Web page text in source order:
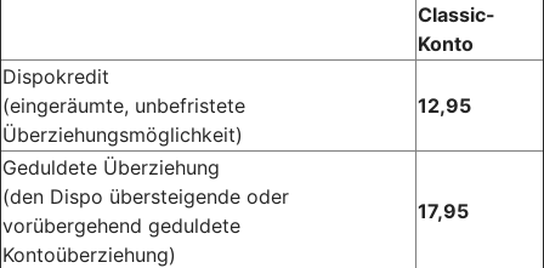
Classic-
Konto
Dispokredit
(eingeräumte, unbefristete
Überziehungsmöglichkeit)
12,95
Geduldete Überziehung
(den Dispo übersteigende oder
vorübergehend geduldete
Kontoüberziehung)
17,95